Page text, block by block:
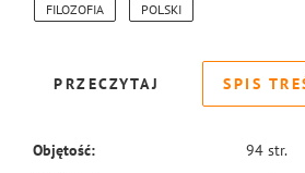
FILOZOFIA POLSKI
PRZECZYTAJ SPIS
Objętość: 94 str.